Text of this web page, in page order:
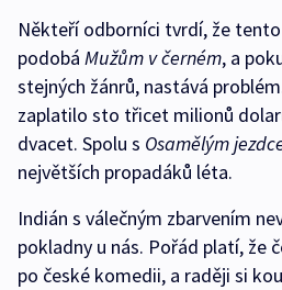
Někteří odborníci tvrdí, že
podobá Mužům v černém, a
stejných žánrů, nastává
zaplatilo sto třicet milionů
dvacet. Spolu s Osamělým
největších propadáků léta.
Indián s válečným zbarvením
pokladny u nás. Pořád platí, že
po české komedii, a raději si